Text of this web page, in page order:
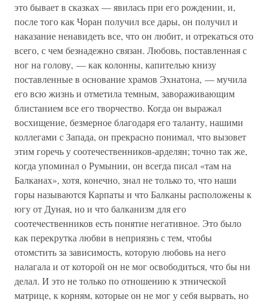
это бывает в сказках — явилась при его рождении, и,
после того как Чоран получил все дары, он получил и
наказание ненавидеть все, что он любит, и отрекаться ото
всего, с чем безнадежно связан. Любовь, поставленная с
ног на голову, — как колонны, капителью книзу
поставленные в основание храмов Эхнатона, — мучила
его всю жизнь и отметила темным, завораживающим
блистанием все его творчество. Когда он выражал
восхищение, безмерное благодаря его таланту, нашими
коллегами с Запада, он прекрасно понимал, что вызовет
этим горечь у соотечественников-арделян; точно так же,
когда упоминал о Румынии, он всегда писал «там на
Балканах», хотя, конечно, знал не только то, что наши
горы называются Карпаты и что Балканы расположены к
югу от Дуная, но и что балканизм для его
соотечественников есть понятие негативное. Это было
как перекрутка любви в неприязнь с тем, чтобы
отомстить за зависимость, которую любовь на него
налагала и от которой он не мог освободиться, что бы ни
делал. И это не только по отношению к этнической
матрице, к корням, которые он не мог у себя вырвать, но